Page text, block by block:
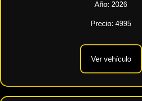
Año: 2026
Precio: 4995
Ver vehículo